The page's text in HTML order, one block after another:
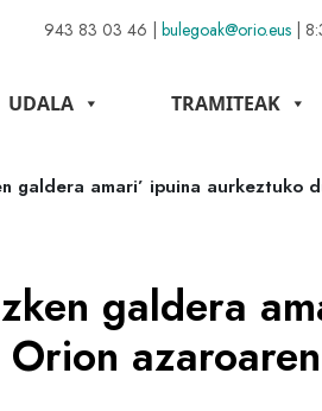
943 83 03 46 | bulegoak@orio.eus |
UDALA TRAMITEAK
galdera amari’ ipuina aurkeztuko
galdera